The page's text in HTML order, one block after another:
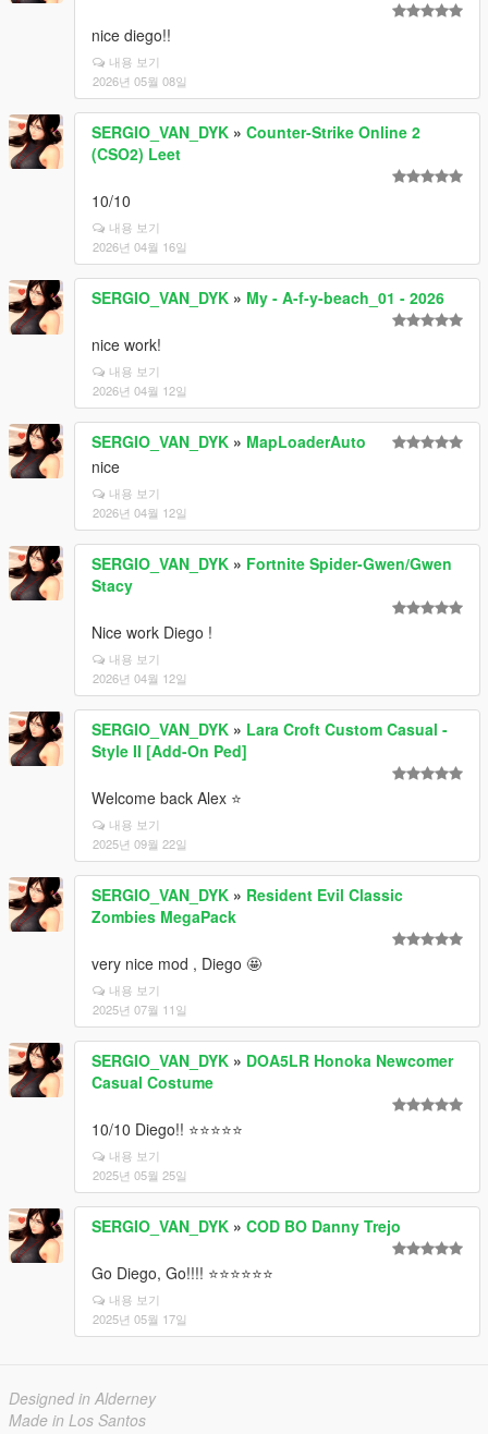
nice diego!!
내용 보기
2026년 05월 08일
SERGIO_VAN_DYK » Counter-Strike Online 2
(CSO2) Leet
10/10
내용 보기
2026년 04월 16일
SERGIO_VAN_DYK » My - A-f-y-beach_01 - 2026
nice work!
내용 보기
2026년 04월 12일
SERGIO_VAN_DYK » MapLoaderAuto
nice
내용 보기
2026년 04월 12일
SERGIO_VAN_DYK » Fortnite Spider-Gwen/Gwen
Stacy
Nice work Diego !
내용 보기
2026년 04월 12일
SERGIO_VAN_DYK » Lara Croft Custom Casual -
Style II [Add-On Ped]
Welcome back Alex ⭐
내용 보기
2025년 09월 22일
SERGIO_VAN_DYK » Resident Evil Classic
Zombies MegaPack
very nice mod , Diego 🤩
내용 보기
2025년 07월 11일
SERGIO_VAN_DYK » DOA5LR Honoka Newcomer
Casual Costume
10/10 Diego!! ⭐⭐⭐⭐⭐
내용 보기
2025년 05월 25일
SERGIO_VAN_DYK » COD BO Danny Trejo
Go Diego, Go!!!! ⭐⭐⭐⭐⭐⭐
내용 보기
2025년 05월 17일
Designed in Alderney
Made in Los Santos